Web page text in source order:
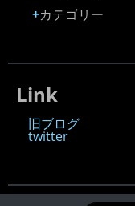
カテゴリー
Link
旧ブログ
twitter